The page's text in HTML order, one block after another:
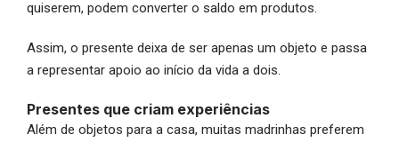
quiserem, podem converter o saldo em produtos.
Assim, o presente deixa de ser apenas um objeto e passa
a representar apoio ao início da vida a dois.
Presentes que criam experiências
Além de objetos para a casa, muitas madrinhas preferem